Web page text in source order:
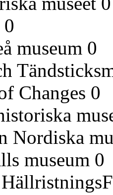
0
museum 0
Changes 0
Nordiska
museum 0